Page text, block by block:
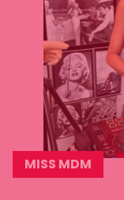
MISS MDM
Lees
meer